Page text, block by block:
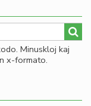
Minuskloj kaj
x-formato.